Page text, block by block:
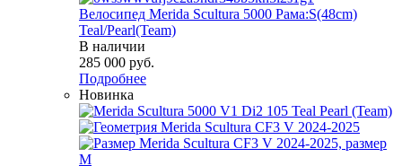
Велосипед Merida Scultura 5000 Рама:S(48cm)
Teal/Pearl(Team)
В наличии
285 000 руб.
Подробнее
Новинка